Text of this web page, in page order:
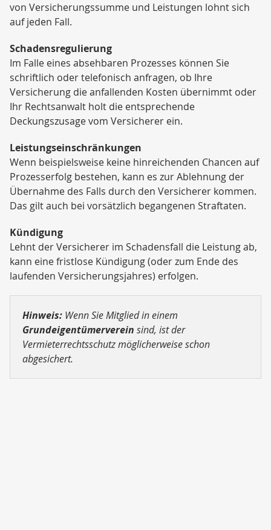
von Versicherungssumme und Leistungen lohnt sich
auf jeden Fall.
Schadensregulierung
Im Falle eines absehbaren Prozesses können Sie
schriftlich oder telefonisch anfragen, ob Ihre
Versicherung die anfallenden Kosten übernimmt oder
Ihr Rechtsanwalt holt die entsprechende
Deckungszusage vom Versicherer ein.
Leistungseinschränkungen
Wenn beispielsweise keine hinreichenden Chancen auf
Prozesserfolg bestehen, kann es zur Ablehnung der
Übernahme des Falls durch den Versicherer kommen.
Das gilt auch bei vorsätzlich begangenen Straftaten.
Kündigung
Lehnt der Versicherer im Schadensfall die Leistung ab,
kann eine fristlose Kündigung (oder zum Ende des
laufenden Versicherungsjahres) erfolgen.
Hinweis: Wenn Sie Mitglied in einem
Grundeigentümerverein sind, ist der
Vermieterrechtsschutz möglicherweise schon
abgesichert.